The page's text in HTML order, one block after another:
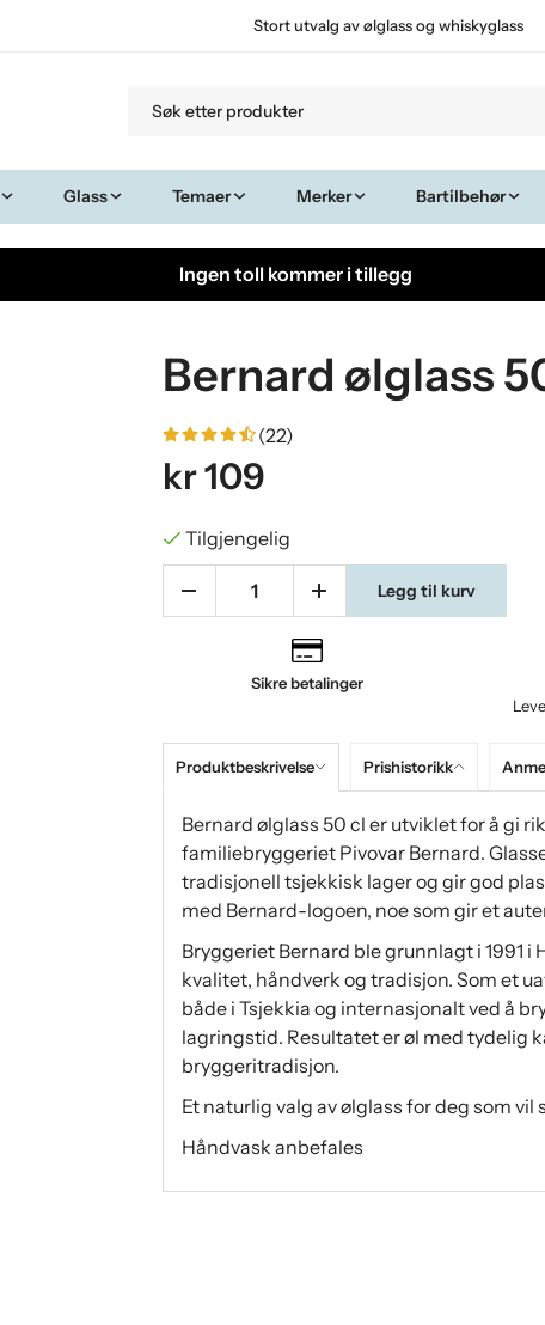
Stort utvalg av ølglass og whiskyglass
Glass Temaer Merker Bartilbehør
Ingen toll kommer i tillegg
Bernard ølglass
(22)
kr 109
Tilgjengelig
Legg til kurv
Sikre betalinger
Produktbeskrivelse Prishistorikk
Bernard ølglass 50 cl er utviklet for å gi
familiebryggeriet Pivovar Bernard.
tradisjonell tsjekkisk lager og gir god
med Bernard-logoen, noe som gir et
Bryggeriet Bernard ble grunnlagt i 1991
kvalitet, håndverk og tradisjon. Som et
både i Tsjekkia og internasjonalt ved å
lagringstid. Resultatet er øl med tydelig
bryggeritradisjon.
Et naturlig valg av ølglass for deg som
Håndvask anbefales